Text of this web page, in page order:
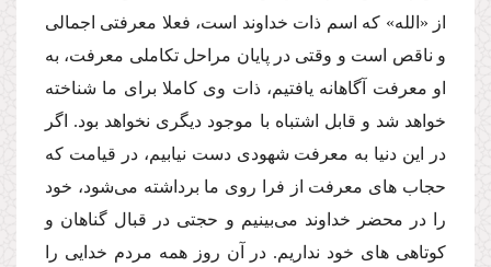
از «الله» كه اسم ذات خداوند است، فعلا معرفتى اجمالى
و ناقص است و وقتى در پایان مراحل تكاملى معرفت، به
او معرفت آگاهانه یافتیم، ذات وى كاملا براى ما شناخته
خواهد شد و قابل اشتباه با موجود دیگرى نخواهد بود. اگر
در این دنیا به معرفت شهودى دست نیابیم، در قیامت كه
حجاب هاى معرفت از فرا روى ما برداشته مى‌شود، خود
را در محضر خداوند مى‌بینیم و حجتى در قبال گناهان و
كوتاهى هاى خود نداریم. در آن روز همه مردم خدایى را